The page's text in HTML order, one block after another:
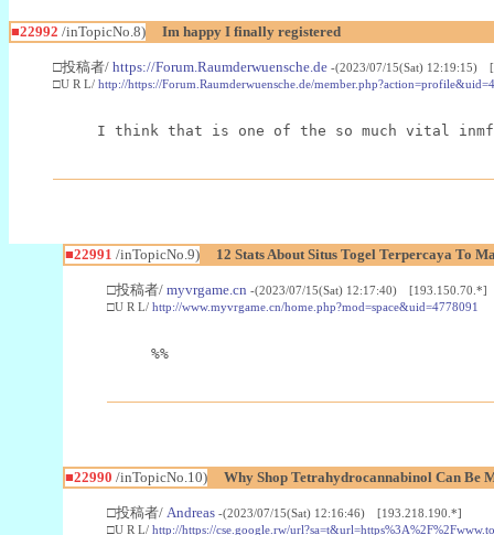
■22992 /inTopicNo.8) Im happy I finally registered
□投稿者/ https://Forum.Raumderwuensche.de -(2023/07/15(Sat) 12:19:15)
□U R L/ http://https://Forum.Raumderwuensche.de/
I think that is one of the so much vital
■22991 /inTopicNo.9) 12 Stats About Situs Togel Terpercaya To
□投稿者/ myvrgame.cn -(2023/07/15(Sat) 12:17:40) [193.150.70.*]
□U R L/ http://www.myvrgame.cn/home.php?mod=space&uid=4778091
%%
■22990 /inTopicNo.10) Why Shop Tetrahydrocannabinol Can Be
□投稿者/ Andreas -(2023/07/15(Sat) 12:16:46) [193.218.190.*]
□U R L/ http://https://cse.google.rw/